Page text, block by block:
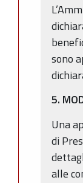
sono
5.
Una
di
alle